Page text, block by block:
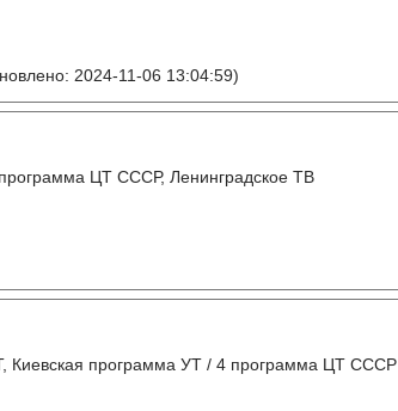
2024-11-06 13:04:59)
ЦТ СССР, Ленинградское ТВ
программа УТ / 4 программа ЦТ СССР